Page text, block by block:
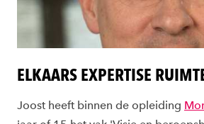
ELKAARS EXPERTISE
Joost heeft binnen de opleiding